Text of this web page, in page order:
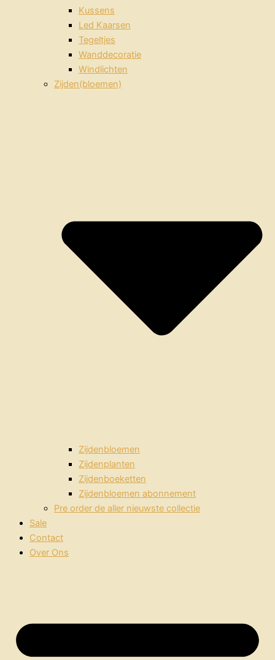
Kussens
Led Kaarsen
Tegeltjes
Wanddecoratie
Windlichten
Zijden(bloemen)
Zijdenbloemen
Zijdenplanten
Zijdenboeketten
Zijdenbloemen abonnement
Pre order de aller nieuwste collectie
Sale
Contact
Over Ons